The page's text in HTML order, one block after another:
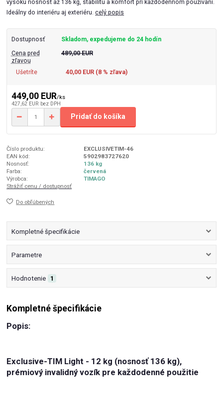
vysokú nosnosť až 136 kg, stabilitu a komfort pri každodennom používaní.
Ideálny do interiéru aj exteriéru.celý popis
Dostupnosť Skladom, expedujeme do 24 hodín
Cena pred
zľavou
489,00 EUR
Ušetríte 40,00 EUR (8% zľava)
449,00 EUR/ks
427,62 EUR bez DPH
Pridať do košíka
Číslo produktu:
EXCLUSIVETIM-46
EAN kód:
5902983727620
Nosnosť:
136 kg
Farba:
červená
Výrobca:
TIMAGO
Strážiť cenu / dostupnosť
Do obľúbených
Kompletné špecifikácie
Parametre
Hodnotenie 1
Kompletné špecifikácie
Popis:
Exclusive-TIM Light - 12 kg (nosnosť 136 kg),
prémiový invalidný vozík pre každodenné použitie